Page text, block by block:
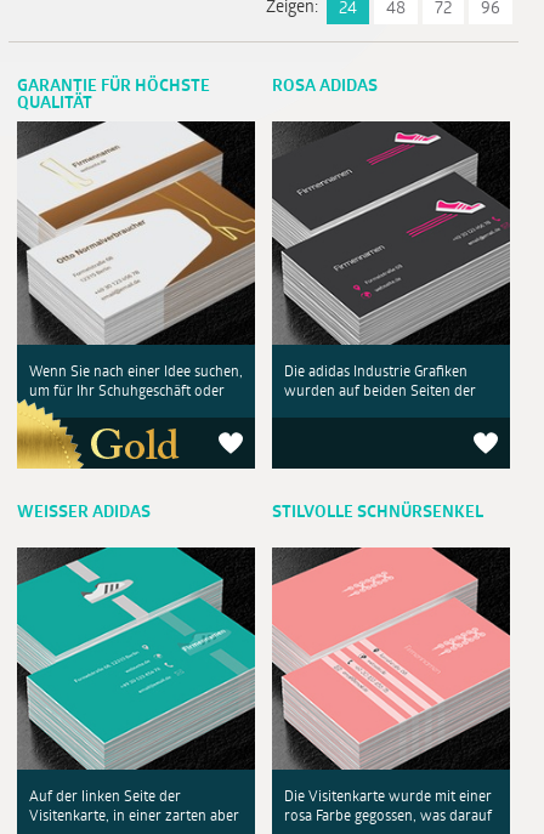
Zeigen:
24 48 72 96
GARANTIE FÜR HÖCHSTE
QUALITÄT
Wenn Sie nach einer Idee suchen,
um für Ihr Schuhgeschäft oder
ROSA ADIDAS
Die adidas Industrie Grafiken
wurden auf beiden Seiten der
WEISSER ADIDAS
Auf der linken Seite der
Visitenkarte, in einer zarten aber
STILVOLLE SCHNÜRSENKEL
Die Visitenkarte wurde mit einer
rosa Farbe gegossen, was darauf